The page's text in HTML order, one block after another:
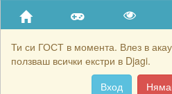
Ти си ГОСТ в момента. Влез в
ползваш всички екстри в Djagi.
Вход
Приятели
Хронология на игри